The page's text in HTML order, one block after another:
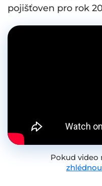
pojišťoven pro rok
Pokud video